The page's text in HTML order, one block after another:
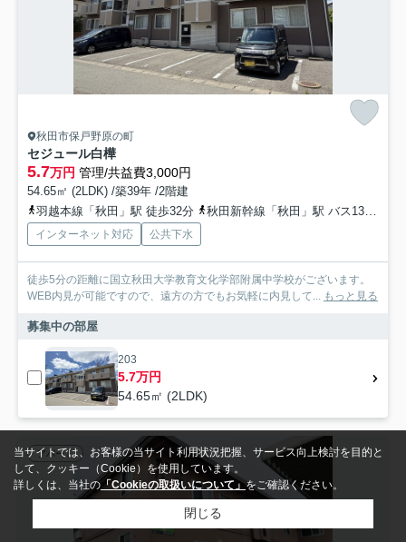
秋田市保戸野原の町
セジュール白樺
5.7万円 管理/共益費3,000円
54.65㎡ (2LDK) /築39年 /2階建
羽越本線「秋田」駅 徒歩32分
秋田新幹線「秋田」駅 バス13分 秋田中央交通「千代田町（秋田県）」 停歩2分
インターネット対応 公共下水
徒歩5分の距離に国立秋田大学教育文化学部附属中学校がございます。
WEB内見が可能ですので、遠方の方でもお気軽に内見して...
もっと見る
募集中の部屋
203
5.7万円
54.65㎡ (2LDK)
アパート
当サイトでは、お客様の当サイト利用状況把握、サービス向上検討を目的と
して、クッキー（Cookie）を使用しています。
詳しくは、当社の 「Cookieの取扱いについて」をご確認ください。
閉じる